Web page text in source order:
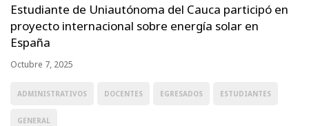
Estudiante de Uniautónoma del Cauca participó en
proyecto internacional sobre energía solar en
España
Octubre 7, 2025
ADMINISTRATIVOS DOCENTES EGRESADOS ESTUDIANTES
GENERAL